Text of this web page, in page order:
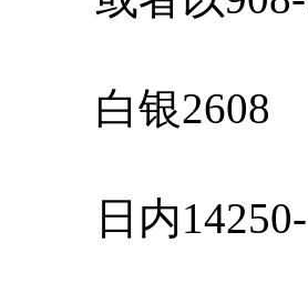
白银2608
日内14250-